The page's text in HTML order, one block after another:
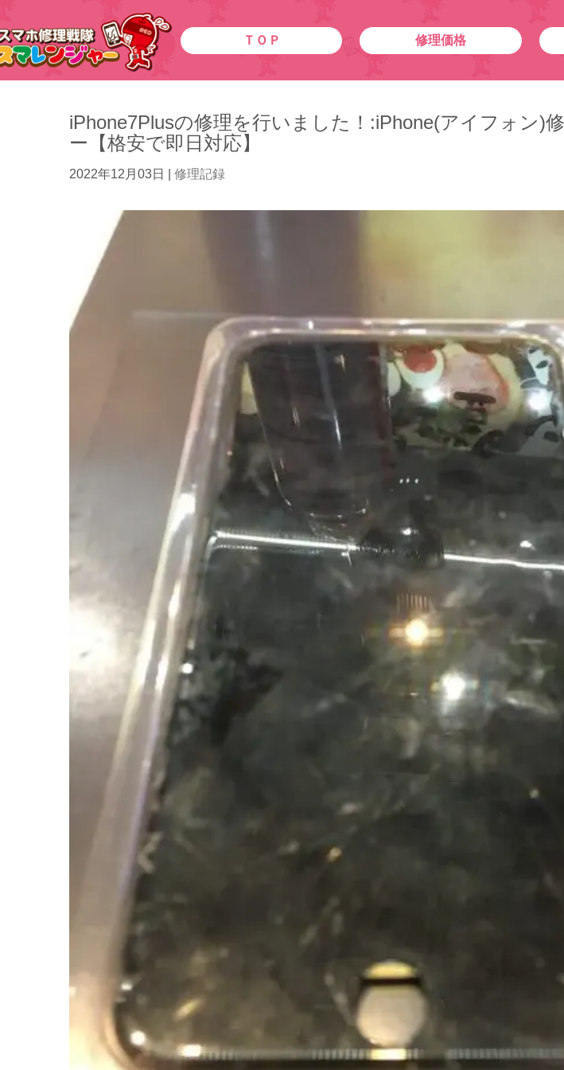
ＴＯＰ 修理価格
iPhone7Plusの修理を行いました！:iPhone(アイフォン)
ー【格安で即日対応】
2022年12月03日 修理記録